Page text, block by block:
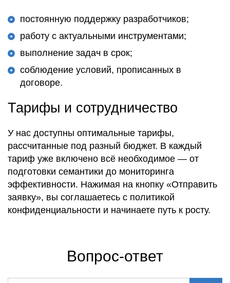
постоянную поддержку разработчиков;
работу с актуальными инструментами;
выполнение задач в срок;
соблюдение условий, прописанных в
договоре.
Тарифы и сотрудничество
У нас доступны оптимальные тарифы,
рассчитанные под разный бюджет. В каждый
тариф уже включено всё необходимое — от
подготовки семантики до мониторинга
эффективности. Нажимая на кнопку «Отправить
заявку», вы соглашаетесь с политикой
конфиденциальности и начинаете путь к росту.
Вопрос-ответ